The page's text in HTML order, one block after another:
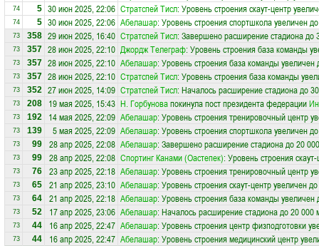
74 5 30 июн 2025, 22:06 Стратспей Тисл: Уровень строения скаут-центр
74 5 30 июн 2025, 22:06 Абелашар: Уровень строения спортшкола увеличен
73 358 29 июн 2025, 16:40 Стратспей Тисл: Завершено расширение стадиона до
73 357 28 июн 2025, 22:10 Джордж Телеграф: Уровень строения база команды
73 357 28 июн 2025, 22:10 Абелашар: Уровень строения база команды увеличен
73 357 28 июн 2025, 22:10 Стратспей Тисл: Уровень строения база команды
73 352 27 июн 2025, 14:09 Стратспей Тисл: Началось расширение стадиона до
73 208 19 мая 2025, 15:43 Н. Горбуновапокинула пост президента федерации
73 192 14 мая 2025, 22:09 Абелашар: Уровень строения тренировочный центр
73 139 5 мая 2025, 22:09 Абелашар: Уровень строения спортшкола увеличен
73 99 28 апр 2025, 22:08 Абелашар: Завершено расширение стадиона до 20
73 99 28 апр 2025, 22:08 Спортинг Канами (Оастепек): Уровень строения
73 76 23 апр 2025, 22:18 Абелашар: Уровень строения тренировочный центр
73 65 21 апр 2025, 23:10 Абелашар: Уровень строения скаут-центр увеличен
73 64 21 апр 2025, 22:18 Абелашар: Уровень строения база команды увеличен
73 52 17 апр 2025, 23:06 Абелашар: Началось расширение стадиона до 20 000
73 44 16 апр 2025, 22:47 Абелашар: Уровень строения центр физподготовки
73 44 16 апр 2025, 22:47 Абелашар: Уровень строения медицинский центр